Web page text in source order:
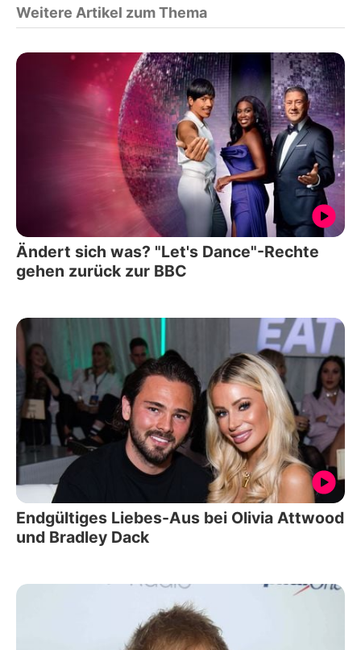
Weitere Artikel zum Thema
Ändert sich was? "Let's Dance"-Rechte
gehen zurück zur BBC
Endgültiges Liebes-Aus bei Olivia Attwood
und Bradley Dack